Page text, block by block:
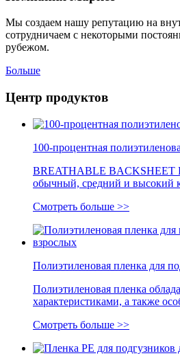
Мы создаем нашу репутацию на
сотрудничаем с некоторыми
рубежом.
Больше
Центр продуктов
100-процентная
BREATHABLE BACKSHEET
обычный, средний и высокий
Смотреть больше >>
Полиэтиленовая пленка для
Полиэтиленовая пленка
характеристиками, а также
Смотреть больше >>